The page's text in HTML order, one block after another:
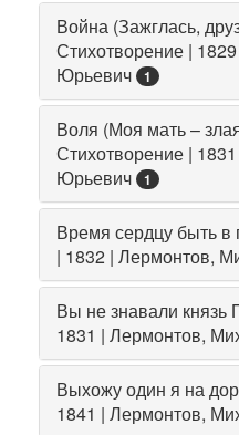
Война (Зажглась,
Стихотворение |
Юрьевич
1
Воля (Моя мать –
Стихотворение |
Юрьевич
1
Время сердцу быть
| 1832 | Лермонтов,
Вы не знавали князь
1831 | Лермонтов,
Выхожу один я на
1841 | Лермонтов,